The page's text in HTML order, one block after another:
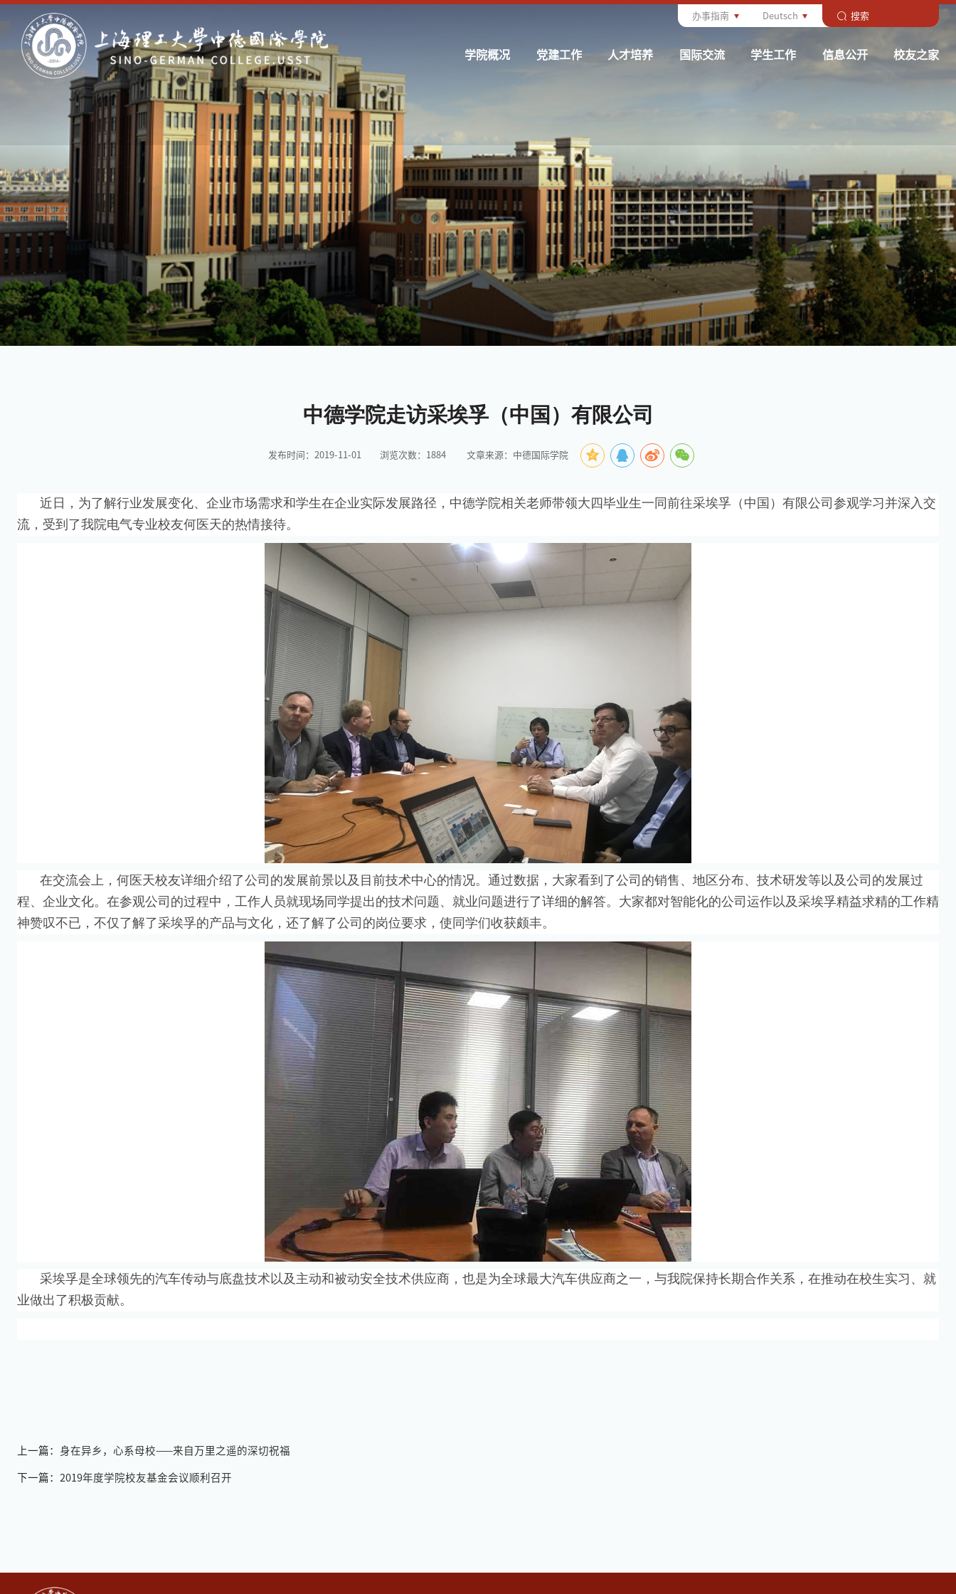
办事指南 Deutsch
学院概况 党建工作 人才培养 国际交流 学生工作 信息公开 校友之家
中德学院走访采埃孚（中国）有限公司
发布时间：2019-11-01 浏览次数： 1884 文章来源：中德国际学院
近日，为了解行业发展变化、企业市场需求和学生在企业实际发展路径，中德学院相关老师带领大四毕业生一同前往采埃孚（中国）有限公司参观学习并深入交
流，受到了我院电气专业校友何医天的热情接待。
在交流会上，何医天校友详细介绍了公司的发展前景以及目前技术中心的情况。通过数据，大家看到了公司的销售、地区分布、技术研发等以及公司的发展过
程、企业文化。在参观公司的过程中，工作人员就现场同学提出的技术问题、就业问题进行了详细的解答。大家都对智能化的公司运作以及采埃孚精益求精的工作精
神赞叹不已，不仅了解了采埃孚的产品与文化，还了解了公司的岗位要求，使同学们收获颇丰。
采埃孚是全球领先的汽车传动与底盘技术以及主动和被动安全技术供应商，也是为全球最大汽车供应商之一，与我院保持长期合作关系，在推动在校生实习、就
业做出了积极贡献。
上一篇： 身在异乡，心系母校——来自万里之遥的深切祝福
下一篇： 2019年度学院校友基金会议顺利召开